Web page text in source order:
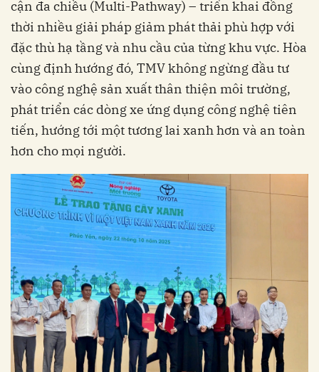
cận đa chiều (Multi-Pathway) – triển khai đồng
thời nhiều giải pháp giảm phát thải phù hợp với
đặc thù hạ tầng và nhu cầu của từng khu vực. Hòa
cùng định hướng đó, TMV không ngừng đầu tư
vào công nghệ sản xuất thân thiện môi trường,
phát triển các dòng xe ứng dụng công nghệ tiên
tiến, hướng tới một tương lai xanh hơn và an toàn
hơn cho mọi người.